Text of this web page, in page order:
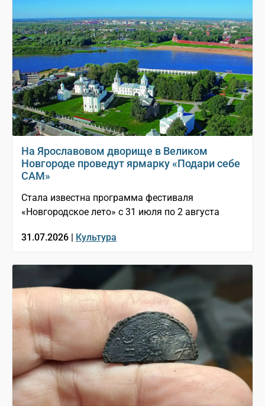
На Ярославовом дворище в Великом
Новгороде проведут ярмарку «Подари себе
САМ»
Стала известна программа фестиваля
«Новгородское лето» с 31 июля по 2 августа
31.07.2026 | Культура